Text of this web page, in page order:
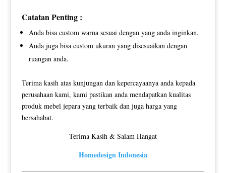
Catatan Penting :
Anda bisa custom warna sesuai dengan yang anda inginkan.
Anda juga bisa custom ukuran yang disesuaikan dengan
ruangan anda.
Terima kasih atas kunjungan dan kepercayaanya anda kepada
perusahaan kami, kami pastikan anda mendapatkan kualitas
produk mebel jepara yang terbaik dan juga harga yang
bersahabat.
Terima Kasih & Salam Hangat
Homedesign Indonesia